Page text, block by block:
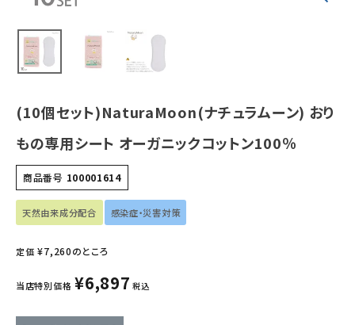
新商品
カテゴリーから探す
日用品雑貨
フェムケア
インナー・下着・ナイトウェア
キッズ・ベビー・マタニティ
(10個セット)NaturaMoon(ナチュラムーン) おり
もの専用シート オーガニックコットン100％
商品番号 100001614
天然由来成分配合 感染症・災害対策
定価 ¥7,260のところ
当店特別価格 ¥6,897 税込